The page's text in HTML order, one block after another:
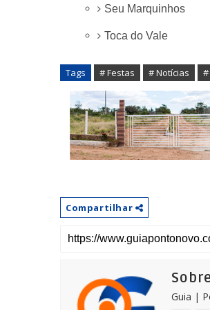
Seu Marquinhos
Toca do Vale
Tags # Festas # Notícias
Compartilhar
Guia |